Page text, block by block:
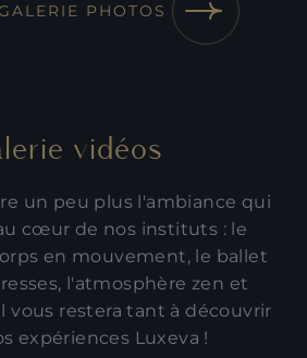
PHOTOS
vidéos
un peu plus l'ambiance qui
cœur de nos instituts : le
en mouvement, le ballet
l'atmosphère zen et
vous restera tant à découvrir
expériences Luxeva !